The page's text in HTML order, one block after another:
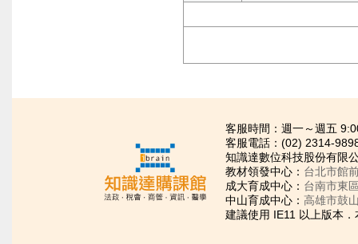
客服時間：週一～週五
客服電話：(02) 2314-
知識達數位科技股份有
教材領發中心： 台北市館
成大育成中心： 台南市東
中山育成中心： 高雄市鼓
建議使用 IE11 以上版本